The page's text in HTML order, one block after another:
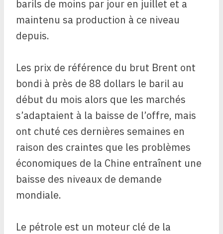
barils de moins par jour en juillet et a
maintenu sa production à ce niveau
depuis.
Les prix de référence du brut Brent ont
bondi à près de 88 dollars le baril au
début du mois alors que les marchés
s’adaptaient à la baisse de l’offre, mais
ont chuté ces dernières semaines en
raison des craintes que les problèmes
économiques de la Chine entraînent une
baisse des niveaux de demande
mondiale.
Le pétrole est un moteur clé de la